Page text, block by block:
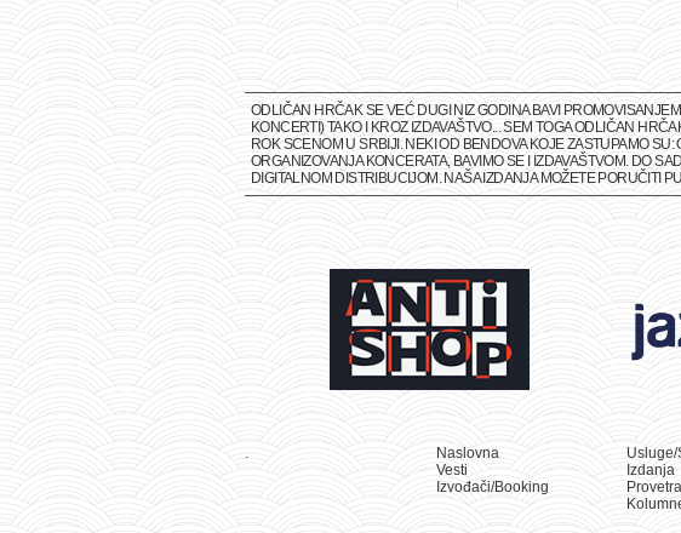
ODLIČAN HRČAK SE VEĆ DUGI NIZ GODINA BAVI
KONCERTI) TAKO I KROZ IZDAVAŠTVO... SEM TOGA ODLIČAN
ROK SCENOM U SRBIJI. NEKI OD BENDOVA KOJE ZASTUPAMO
ORGANIZOVANJA KONCERATA, BAVIMO SE I IZDAVAŠTVOM. DO
DIGITALNOM DISTRIBUCIJOM. NAŠA IZDANJA MOŽETE PORUČITI
.
Naslovna
Vesti
Izvođači/Booking
Izdanja